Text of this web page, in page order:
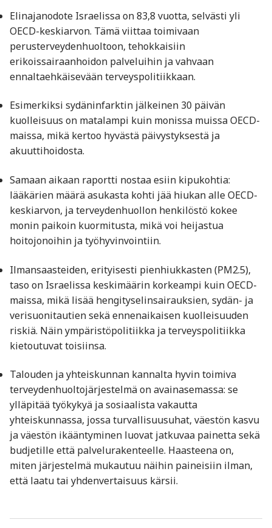
Elinajanodote Israelissa on 83,8 vuotta, selvästi yli
OECD-keskiarvon. Tämä viittaa toimivaan
perusterveydenhuoltoon, tehokkaisiin
erikoissairaanhoidon palveluihin ja vahvaan
ennaltaehkäisevään terveyspolitiikkaan.
Esimerkiksi sydäninfarktin jälkeinen 30 päivän
kuolleisuus on matalampi kuin monissa muissa OECD-
maissa, mikä kertoo hyvästä päivystyksestä ja
akuuttihoidosta.
Samaan aikaan raportti nostaa esiin kipukohtia:
lääkärien määrä asukasta kohti jää hiukan alle OECD-
keskiarvon, ja terveydenhuollon henkilöstö kokee
monin paikoin kuormitusta, mikä voi heijastua
hoitojonoihin ja työhyvinvointiin.
Ilmansaasteiden, erityisesti pienhiukkasten (PM2.5),
taso on Israelissa keskimäärin korkeampi kuin OECD-
maissa, mikä lisää hengityselinsairauksien, sydän- ja
verisuonitautien sekä ennenaikaisen kuolleisuuden
riskiä. Näin ympäristöpolitiikka ja terveyspolitiikka
kietoutuvat toisiinsa.
Talouden ja yhteiskunnan kannalta hyvin toimiva
terveydenhuoltojärjestelmä on avainasemassa: se
ylläpitää työkykyä ja sosiaalista vakautta
yhteiskunnassa, jossa turvallisuusuhat, väestön kasvu
ja väestön ikääntyminen luovat jatkuvaa painetta sekä
budjetille että palvelurakenteelle. Haasteena on,
miten järjestelmä mukautuu näihin paineisiin ilman,
että laatu tai yhdenvertaisuus kärsii.